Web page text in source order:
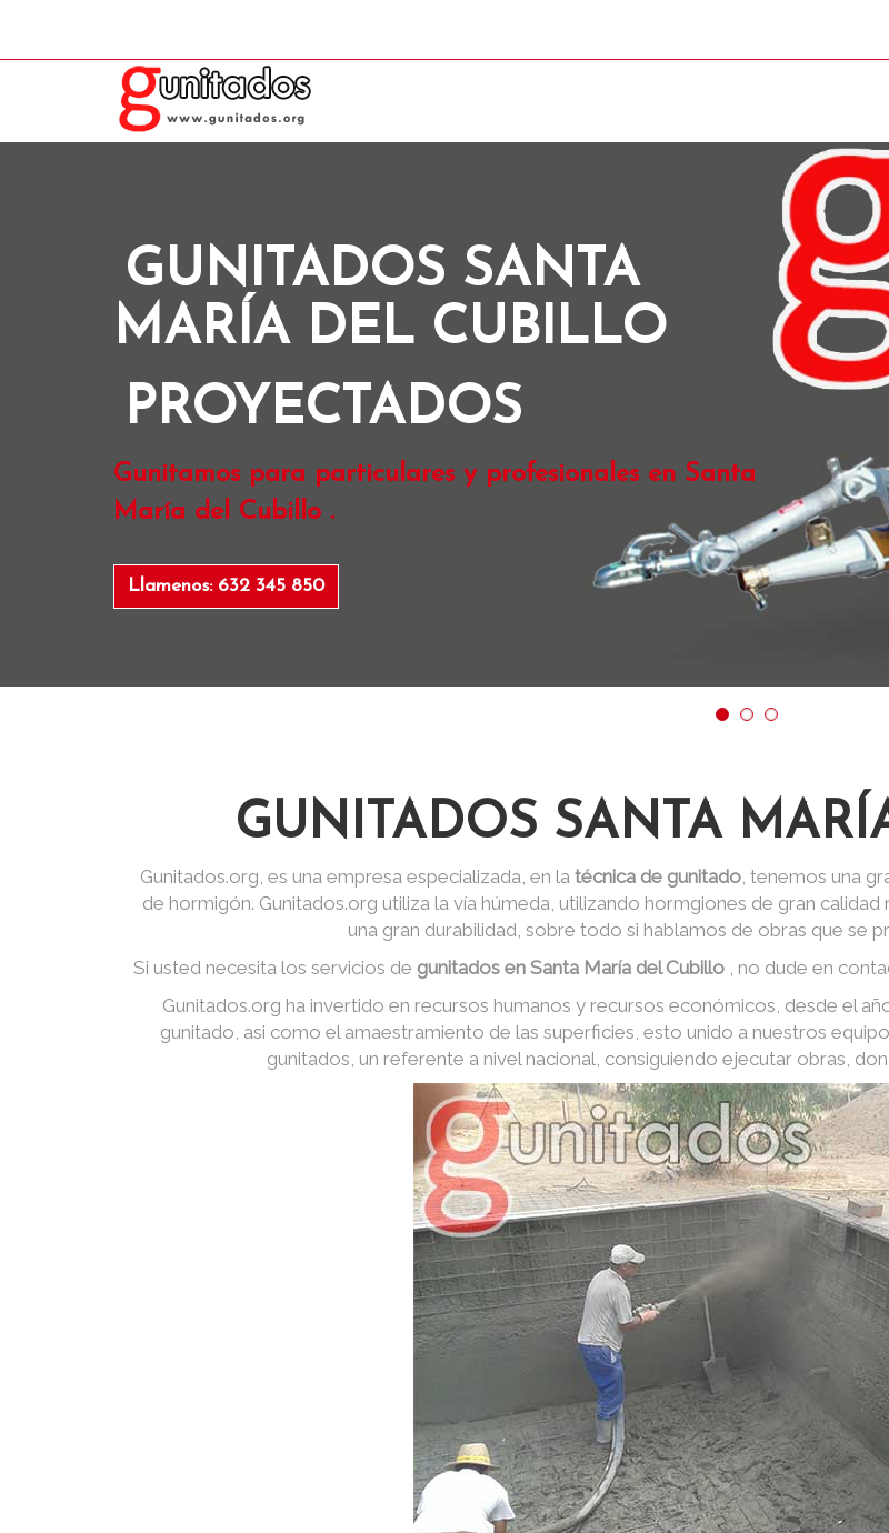
GUNITADOS SANTA
MARÍA DEL CUBILLO
PROYECTADOS
Gunitamos para particulares y profesionales en Santa
María del Cubillo .
Llamenos: 632 345 850
GUNITADOS SANTA
Gunitados.org, es una empresa especializada, en la técnica de gunitado, tenemos una
de hormigón. Gunitados.org utiliza la vía húmeda, utilizando hormgiones de gran
una gran durabilidad, sobre todo si hablamos de obras que se
Si usted necesita los servicios de gunitados en Santa María del Cubillo , no dude en
Gunitados.org ha invertido en recursos humanos y recursos económicos, desde el
gunitado, asi como el amaestramiento de las superficies, esto unido a nuestros
gunitados, un referente a nivel nacional, consiguiendo ejecutar obras,